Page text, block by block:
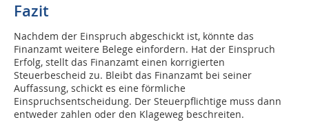
Fazit
Nachdem der Einspruch abgeschickt ist, könnte das
Finanzamt weitere Belege einfordern. Hat der Einspruch
Erfolg, stellt das Finanzamt einen korrigierten
Steuerbescheid zu. Bleibt das Finanzamt bei seiner
Auffassung, schickt es eine förmliche
Einspruchsentscheidung. Der Steuerpflichtige muss dann
entweder zahlen oder den Klageweg beschreiten.